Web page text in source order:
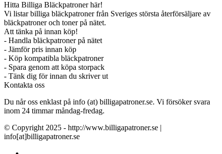
Hitta Billiga Bläckpatroner här!
Vi listar billiga bläckpatroner från Sveriges största återförsäljare av
bläckpatroner och toner på nätet.
Att tänka på innan köp!
- Handla bläckpatroner på nätet
- Jämför pris innan köp
- Köp kompatibla bläckpatroner
- Spara genom att köpa storpack
- Tänk dig för innan du skriver ut
Kontakta oss
Du når oss enklast på info (at) billigapatroner.se. Vi försöker svara
inom 24 timmar måndag-fredag.
© Copyright 2025 - http://www.billigapatroner.se |
info[at]billigapatroner.se